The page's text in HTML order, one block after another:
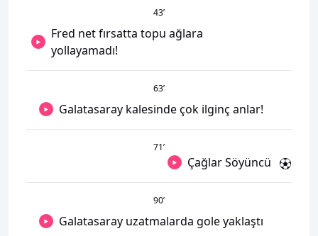
43’
Fred net fırsatta topu ağlara
yollayamadı!
63’
Galatasaray kalesinde çok ilginç anlar!
71’
Çağlar Söyüncü
90’
Galatasaray uzatmalarda gole yaklaştı